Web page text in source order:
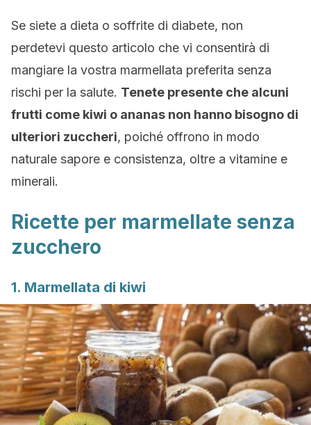
Se siete a dieta o soffrite di diabete, non
perdetevi questo articolo che vi consentirà di
mangiare la vostra marmellata preferita senza
rischi per la salute. Tenete presente che alcuni
frutti come kiwi o ananas non hanno bisogno di
ulteriori zuccheri, poiché offrono in modo
naturale sapore e consistenza, oltre a vitamine e
minerali.
Ricette per marmellate senza
zucchero
1. Marmellata di kiwi